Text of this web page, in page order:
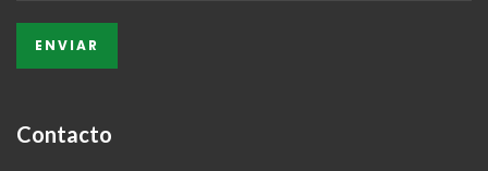
Contacto